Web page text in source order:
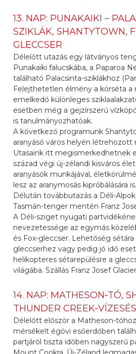
13. NAP: PUNAKAIKI –
SZIKLÁK, SHANTYTOWN,
GLECCSER
Délelőtt utazás egy látványos
Punakaiki falucskába, a Paparoa
található Palacsinta-sziklákhoz
Felejthetetlen élmény a körséta a
emelkedő különleges
esetben még a gejzírszerű
is tanulmányozhatóak.
A következő programunk
aranyásó város helyén létrehozott
Utasaink itt megismerkedhetnek
század végi új-zélandi kisváros
aranyásók munkájával,
lesz az aranymosás kipróbálására is.
Délután továbbutazás a Déli-
Tasmán-tenger mentén Franz
A Déli-sziget nyugati
nevezetessége az egymás
és Fox-gleccser. Lehetőség sétára
gleccserhez vagy pedig jó idő
helikopteres sétarepülésre a
világába. Szállás Franz Josef
14. NAP: MATHESON-TÓ,
THUNDER CREEK-
Délelőtt először a Matheson-
mérsékelt égövi esőerdőben
partjáról tiszta időben nagyszerű